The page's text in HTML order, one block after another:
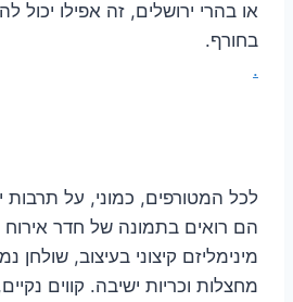
או בהרי ירושלים, זה אפילו יכול
בחורף.
.
לכל המטורפים, כמוני, על תרבות
הם רואים בתמונה של חדר אירוח
מינימליזם קיצוני בעיצוב, שולחן
מחצלות וכריות ישיבה. קווים